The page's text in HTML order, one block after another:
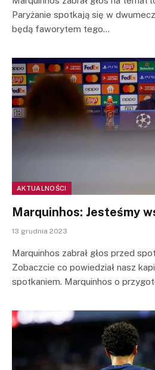
Paryżanie spotkają się w
będą faworytem tego…
AKTUALNOŚCI
Marquinhos: Jesteśmy
13 grudnia 2023
Marquinhos zabrał głos przed
Zobaczcie co powiedział nasz
spotkaniem. Marquinhos o